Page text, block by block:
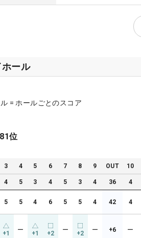
ール
= ホールごとのスコア
81位
3 4 5 6 7 8 9 OUT 10
4 5 3 4 5 3 4 36 4
5 5 4 6 5 5 4 42 4
+1 ー +1 +2 ー +2 ー +6 ー